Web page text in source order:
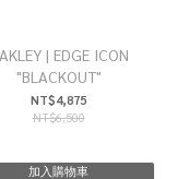
| EDGE ICON
"BLACKOUT"
NT$4,875
NT$6,500
加入購物車